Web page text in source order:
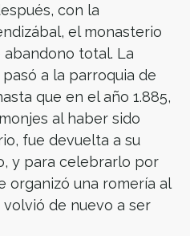
con la
el monasterio
total. La
a la parroquia de
que en el año 1.885,
al haber sido
fue devuelta a su
y para celebrarlo por
organizó una romería al
volvió de nuevo a ser